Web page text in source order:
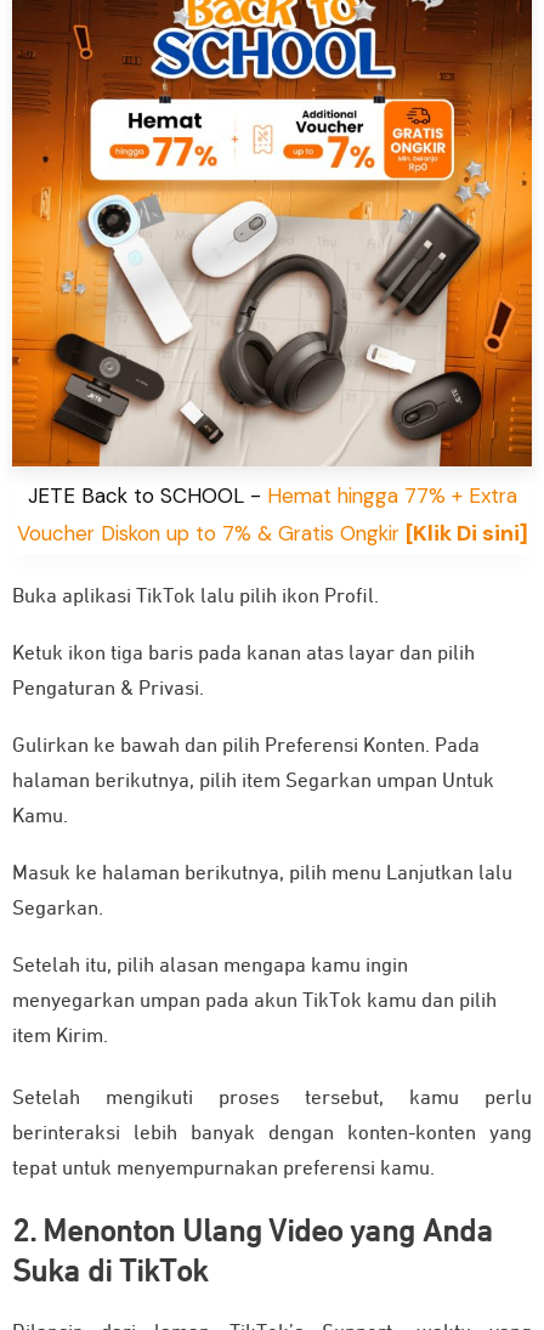
JETE Back to SCHOOL - Hemat hingga 77% + Extra
Voucher Diskon up to 7% & Gratis Ongkir [Klik Di sini]
Buka aplikasi TikTok lalu pilih ikon Profil.
Ketuk ikon tiga baris pada kanan atas layar dan pilih
Pengaturan & Privasi.
Gulirkan ke bawah dan pilih Preferensi Konten. Pada
halaman berikutnya, pilih item Segarkan umpan Untuk
Kamu.
Masuk ke halaman berikutnya, pilih menu Lanjutkan lalu
Segarkan.
Setelah itu, pilih alasan mengapa kamu ingin
menyegarkan umpan pada akun TikTok kamu dan pilih
item Kirim.
Setelah mengikuti proses tersebut, kamu perlu
berinteraksi lebih banyak dengan konten-konten yang
tepat untuk menyempurnakan preferensi kamu.
2. Menonton Ulang Video yang Anda
Suka di TikTok